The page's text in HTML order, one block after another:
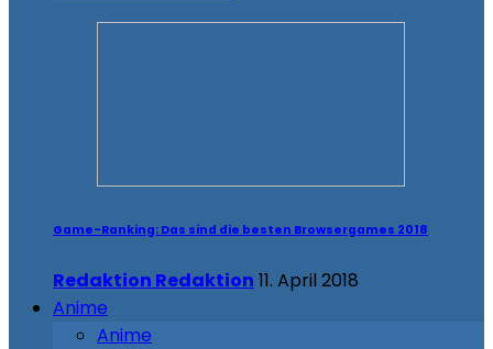
Game-Ranking: Das sind die besten Browsergames 2018
Redaktion Redaktion 11. April 2018
Anime
Anime